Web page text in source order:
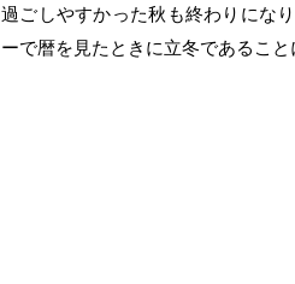
過ごしやすかった秋も終わりにな
ーで暦を見たときに立冬であるこ